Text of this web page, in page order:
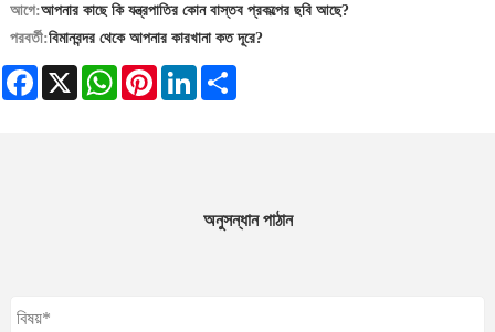
আগে:আপনার কাছে কি যন্ত্রপাতির কোন বাস্তব প্রকল্পের ছবি আছে?
পরবর্তী:বিমানবন্দর থেকে আপনার কারখানা কত দূরে?
Facebook
X WhatsAppPinterestLinkedIn
অনুসন্ধান পাঠান